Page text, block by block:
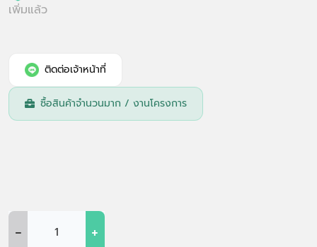
เพิ่มแล้ว
ติดต่อเจ้าหน้าที่
ซื้อสินค้าจำนวนมาก / งานโครงการ
- +